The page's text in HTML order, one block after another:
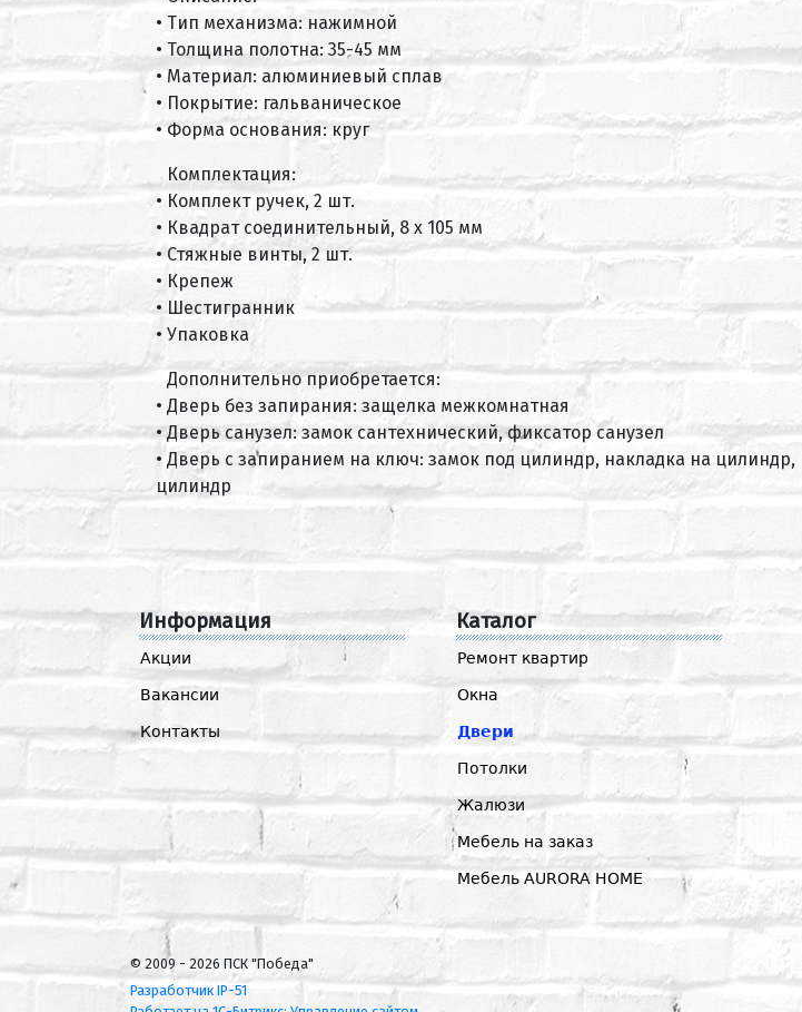
• Тип механизма: нажимной
• Толщина полотна: 35-45 мм
• Материал: алюминиевый сплав
• Покрытие: гальваническое
• Форма основания: круг
Комплектация:
• Комплект ручек, 2 шт.
• Квадрат соединительный, 8 х 105 мм
• Стяжные винты, 2 шт.
• Крепеж
• Шестигранник
• Упаковка
Дополнительно приобретается:
• Дверь без запирания: защелка межкомнатная
• Дверь санузел: замок сантехнический, фиксатор санузел
• Дверь с запиранием на ключ: замок под цилиндр, накладка на цилиндр,
цилиндр
Информация
Акции
Вакансии
Контакты
Каталог
Ремонт квартир
Окна
Двери
Потолки
Жалюзи
Мебель на заказ
Мебель AURORA HOME
© 2009 - 2026 ПСК "Победа"
Разработчик IP-51